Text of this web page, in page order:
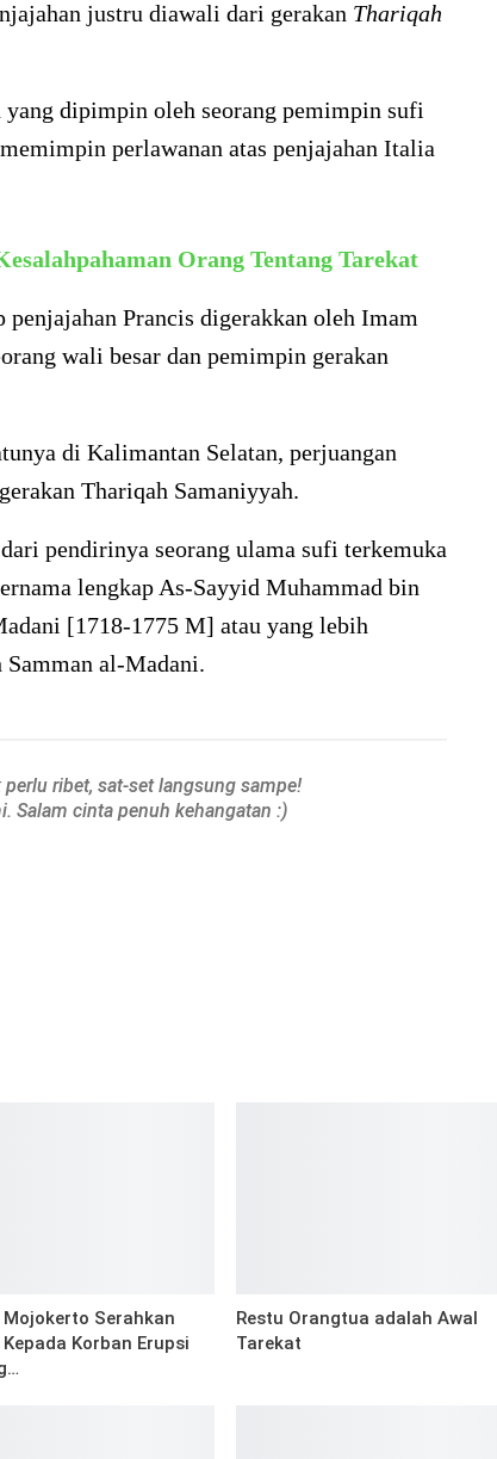
justru diawali dari gerakan Thariqah
yang dipimpin oleh seorang pemimpin sufi
perlawanan atas penjajahan Italia
Orang Tentang Tarekat
Prancis digerakkan oleh Imam
wali besar dan pemimpin gerakan
di Kalimantan Selatan, perjuangan
Thariqah Samaniyyah.
pendirinya seorang ulama sufi terkemuka
lengkap As-Sayyid Muhammad bin
[1718-1775 M] atau yang lebih
Samman al-Madani.
perlu ribet, sat-set langsung sampe!
Salam cinta penuh kehangatan :)
Mojokerto Serahkan
Korban Erupsi
Restu Orangtua adalah Awal
Tarekat